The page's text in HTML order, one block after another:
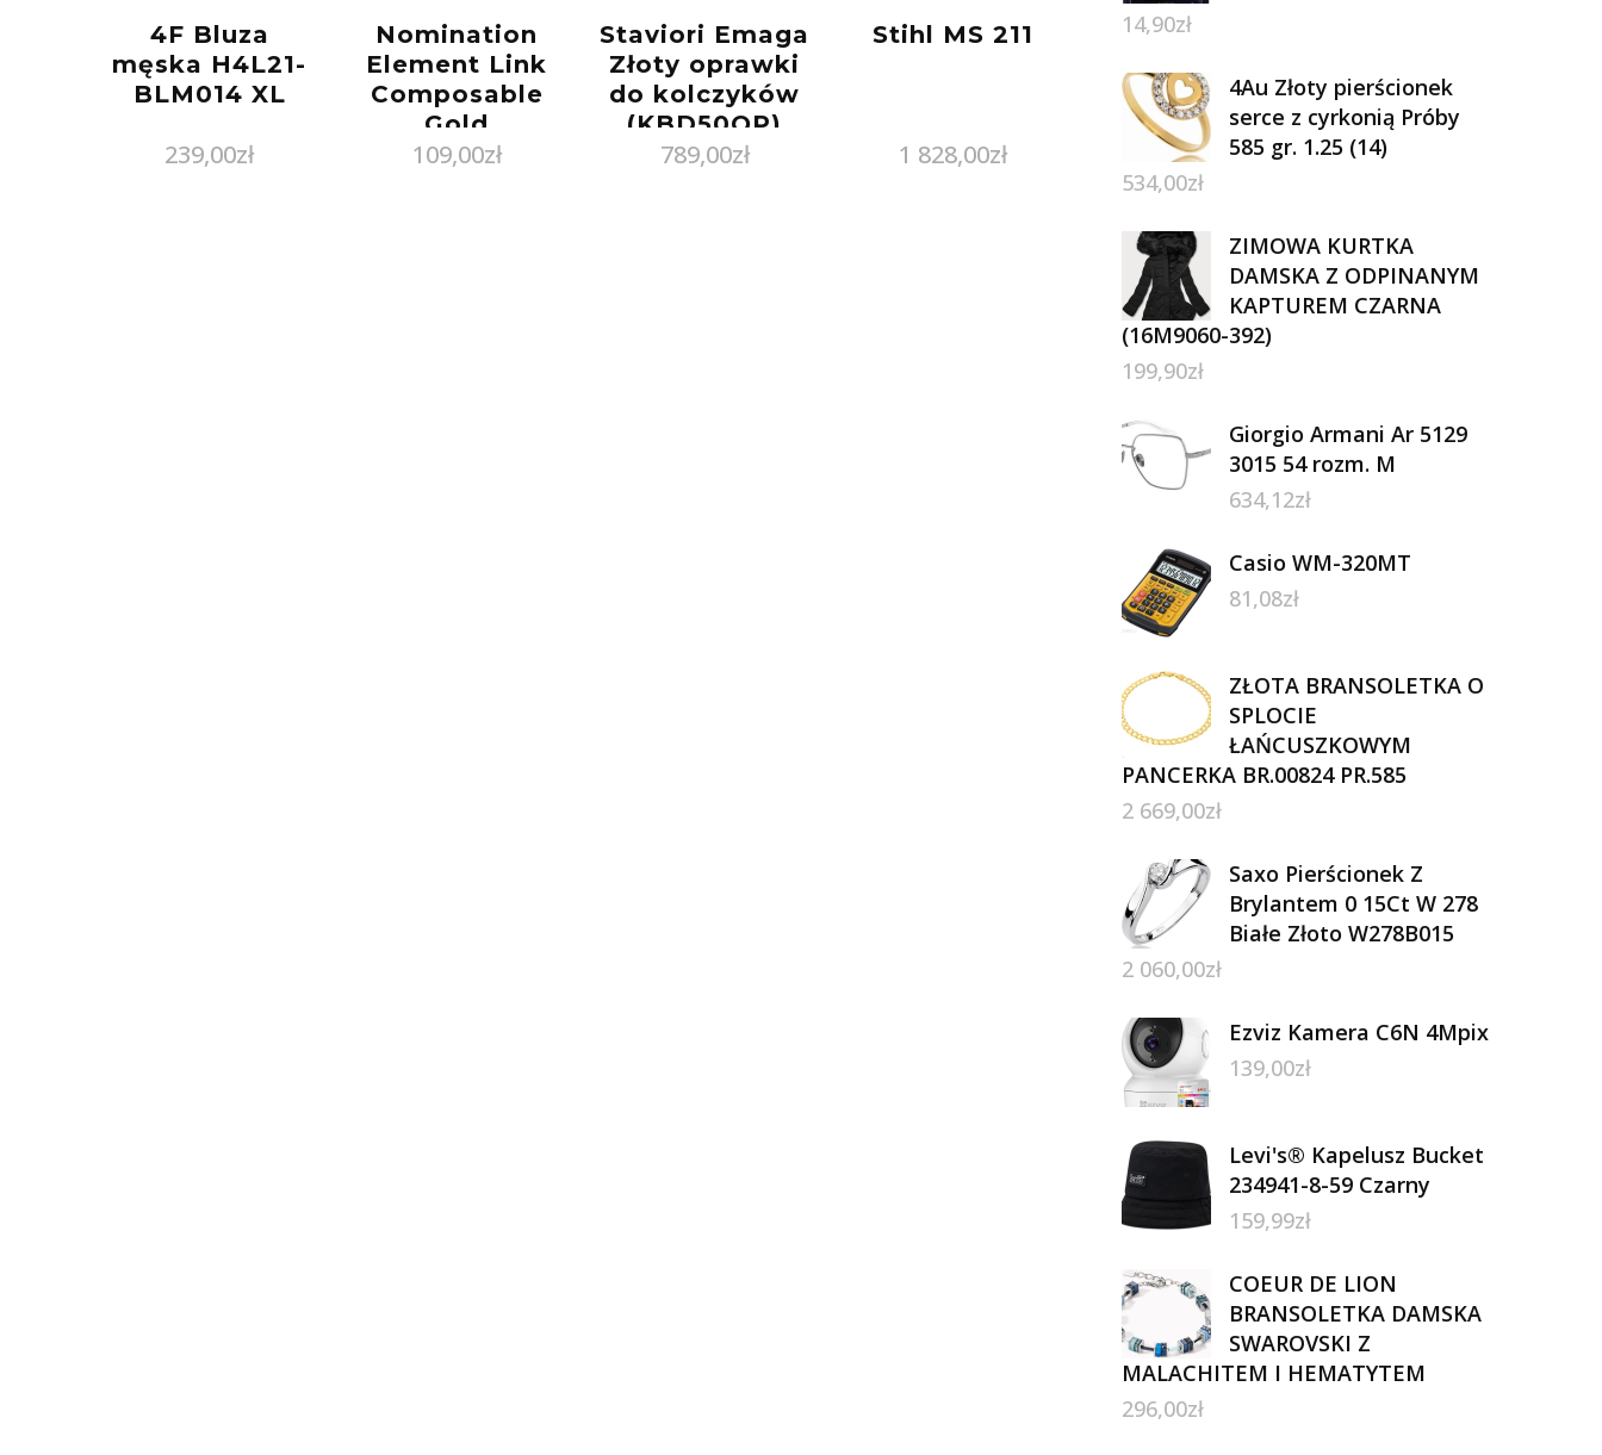
4F Bluza
męska H4L21-
BLM014 XL
239,00zł
Nomination
Element Link
Composable
Gold
Biedronka
109,00zł
Staviori Emaga
Złoty oprawki
do kolczyków
(KBD50OP)
789,00zł
Stihl MS 211
1 828,00zł
14,90zł
4Au Złoty pierścionek
serce z cyrkonią Próby
585 gr. 1.25 (14)
534,00zł
ZIMOWA KURTKA
DAMSKA Z ODPINANYM
KAPTUREM CZARNA
(16M9060-392)
199,90zł
Giorgio Armani Ar 5129
3015 54 rozm. M
634,12zł
Casio WM-320MT
81,08zł
ZŁOTA BRANSOLETKA O
SPLOCIE
ŁAŃCUSZKOWYM
PANCERKA BR.00824 PR.585
2 669,00zł
Saxo Pierścionek Z
Brylantem 0 15Ct W 278
Białe Złoto W278B015
2 060,00zł
Ezviz Kamera C6N 4Mpix
139,00zł
Levi's® Kapelusz Bucket
234941-8-59 Czarny
159,99zł
COEUR DE LION
BRANSOLETKA DAMSKA
SWAROVSKI Z
MALACHITEM I HEMATYTEM
296,00zł